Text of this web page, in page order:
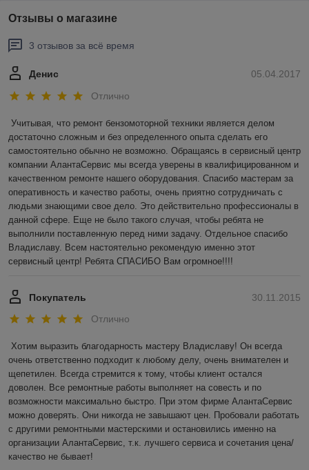
Отзывы о магазине
3 отзывов за всё время
05.04.2017
Денис
Отлично
Учитывая, что ремонт бензомоторной техники является делом
достаточно сложным и без определенного опыта сделать его
самостоятельно обычно не возможно. Обращаясь в сервисный центр
компании АлантаСервис мы всегда уверены в квалифицированном и
качественном ремонте нашего оборудования. Спасибо мастерам за
оперативность и качество работы, очень приятно сотрудничать с
людьми знающими свое дело. Это действительно профессионалы в
данной сфере. Еще не было такого случая, чтобы ребята не
выполнили поставленную перед ними задачу. Отдельное спасибо
Владиславу. Всем настоятельно рекомендую именно этот
сервисный центр! Ребята СПАСИБО Вам огромное!!!!
30.11.2015
Покупатель
Отлично
Хотим выразить благодарность мастеру Владиславу! Он всегда
очень ответственно подходит к любому делу, очень внимателен и
щепетилен. Всегда стремится к тому, чтобы клиент остался
доволен. Все ремонтные работы выполняет на совесть и по
возможности максимально быстро. При этом фирме АлантаСервис
можно доверять. Они никогда не завышают цен. Пробовали работать
с другими ремонтными мастерскими и остановились именно на
организации АлантаСервис, т.к. лучшего сервиса и сочетания цена/
качество не бывает!